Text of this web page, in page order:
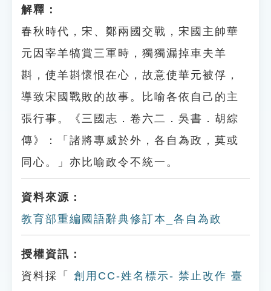
解釋：
春秋時代，宋、鄭兩國交戰，宋國主帥華
元因宰羊犒賞三軍時，獨獨漏掉車夫羊
斟，使羊斟懷恨在心，故意使華元被俘，
導致宋國戰敗的故事。比喻各依自己的主
張行事。《三國志．卷六二．吳書．胡綜
傳》：「諸將專威於外，各自為政，莫或
同心。」亦比喻政令不統一。
資料來源：
教育部重編國語辭典修訂本_各自為政
授權資訊：
資料採「
創用CC-姓名標示- 禁止改作 臺